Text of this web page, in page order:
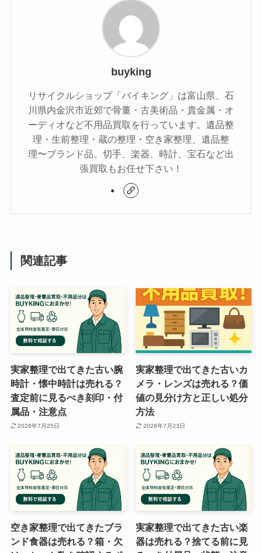
buyking
リサイクルショップ「バイキング」は富山県、石
川県内金沢市近郊で骨董・古美術品・貴金属・オ
ーディオなど不用品買取を行っています。遺品整
理・生前整理・蔵の整理・空き家整理、遺品整
理〜ブランド品、切手、楽器、時計、宝石など出
張買取もお任せ下さい！
関連記事
実家整理で出てきた古い腕
時計・懐中時計は売れる？
査定前に見るべき刻印・付
属品・注意点
2026年7月25日
実家整理で出てきた古いカ
メラ・レンズは売れる？価
値の見分け方と正しい処分
方法
2026年7月23日
空き家整理で出てきたブラ
ンド食器は売れる？箱・欠
実家整理で出てきた古い楽
器は売れる？捨てる前に見